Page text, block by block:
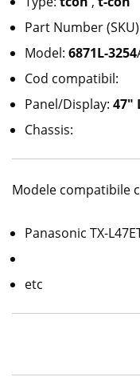
Part Number
Model: 6871L-3254
Cod compatibil:
Panel/Display: 47″
Chassis:
Modele compatibile
Panasonic TX-
etc